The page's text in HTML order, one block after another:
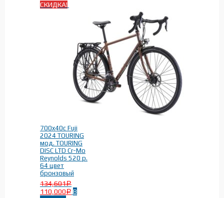
СКИДКА!
700x40c Fuji
2024 TOURING
мод. TOURING
DISC LTD Cr-Mo
Reynolds 520 р.
64 цвет
бронзовый
134,601Р
110,000 Р В